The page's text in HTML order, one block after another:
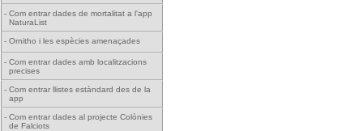
- Com entrar dades de mortalitat a l'app
NaturaList
- Ornitho i les espècies amenaçades
- Com entrar dades amb localitzacions
precises
- Com entrar llistes estàndard des de la
app
- Com entrar dades al projecte Colònies
de Falciots